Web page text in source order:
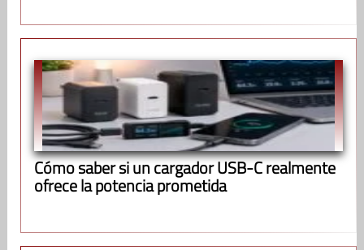
Cómo saber si un cargador USB-C realmente
ofrece la potencia prometida